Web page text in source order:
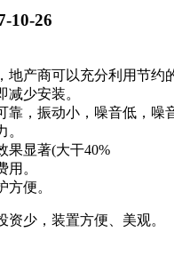
10-26
产商可以充分利用节约
少安装。
，振动小，噪音低，噪
果显著(大干40%
。
便。
少，装置方便、美观。